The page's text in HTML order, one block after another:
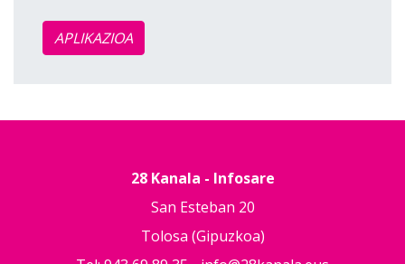
APLIKAZIOA
28 Kanala - Infosare
San Esteban 20
Tolosa (Gipuzkoa)